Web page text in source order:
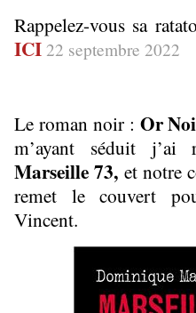
ICI 22 septembre 2022
Le roman noir : Or
Marseille 73, et notre
remet le couvert
Vincent.